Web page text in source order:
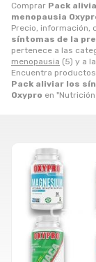
Comprar Pack
menopausia
Precio, información,
síntomas de la
pertenece a las
menopausia (5) y a
Encuentra
Pack aliviar los
Oxypro en